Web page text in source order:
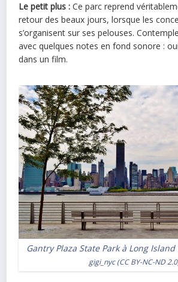
Le petit plus : Ce parc reprend
retour des beaux jours, lorsque les
s’organisent sur ses pelouses.
avec quelques notes en fond sonore :
dans un film.
Gantry Plaza State Park à Long Island
gigi_nyc(CC BY-NC-ND 2.0